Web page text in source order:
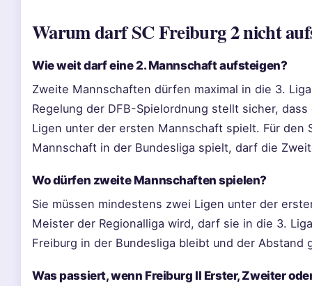
Warum darf SC Freiburg 2 nicht
Wie weit darf eine 2. Mannschaft aufsteigen?
Zweite Mannschaften dürfen maximal in die 3.
Regelung der DFB-Spielordnung stellt sicher,
Ligen unter der ersten Mannschaft spielt. Für den
Mannschaft in der Bundesliga spielt, darf die
Wo dürfen zweite Mannschaften spielen?
Sie müssen mindestens zwei Ligen unter der
Meister der Regionalliga wird, darf sie in die 3.
Freiburg in der Bundesliga bleibt und der Abstand
Was passiert, wenn Freiburg II Erster, Zweiter